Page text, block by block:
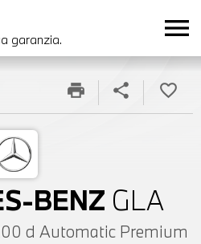
garanzia. menu
BENZ GLA
d Automatic Premium
print share favorite_border